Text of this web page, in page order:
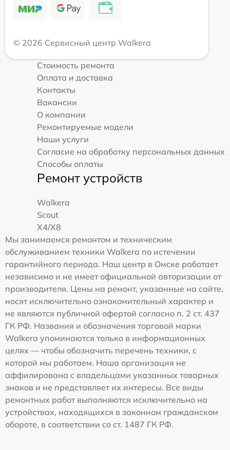
© 2026 Сервисный центр Walkera
Стоимость ремонта
Оплата и доставка
Контакты
Вакансии
О компании
Ремонтируемые модели
Наши услуги
Согласие на обработку персональных данных
Способы оплаты
Ремонт устройств
Walkera
Scout
X4/X8
Мы занимаемся ремонтом и техническим
обслуживанием техники Walkera по истечении
гарантийного периода. Наш центр в Омске работает
независимо и не имеет официальной авторизации от
производителя. Цены на ремонт, указанные на сайте,
носят исключительно ознакомительный характер и
не являются публичной офертой согласно п. 2 ст. 437
ГК РФ. Названия и обозначения торговой марки
Walkera упоминаются только в информационных
целях — чтобы обозначить перечень техники, с
которой мы работаем. Наша организация не
аффилирована с владельцами указанных товарных
знаков и не представляет их интересы. Все виды
ремонтных работ выполняются исключительно на
устройствах, находящихся в законном гражданском
обороте, в соответствии со ст. 1487 ГК РФ.